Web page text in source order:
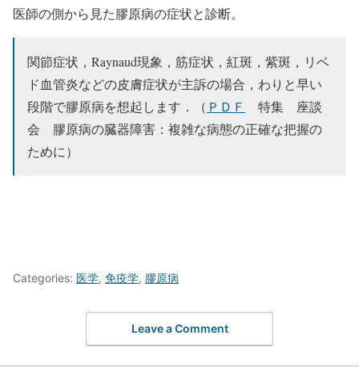
医師の側から見た膠原病の症状と診断。
関節症状，Raynaud現象，筋症状，紅斑，紫斑，リベ
ド血管炎などの皮膚症状が主訴の場合，わりと早い
段階で膠原病を想起します．（ ＰＤＦ
特集 座談
会 膠原病の臓器障害：複雑な病態の正確な把握の
ために）
Categories: 医学, 免疫学, 膠原病
Leave a Comment